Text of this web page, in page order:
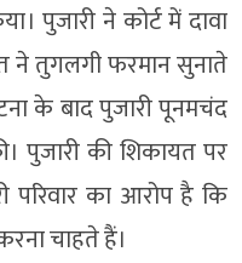
पुजारी ने कोर्ट में दावा
ने तुगलगी फरमान सुनाते
के बाद पुजारी पूनमचंद
पुजारी की शिकायत पर
का आरोप है कि
चाहते हैं।